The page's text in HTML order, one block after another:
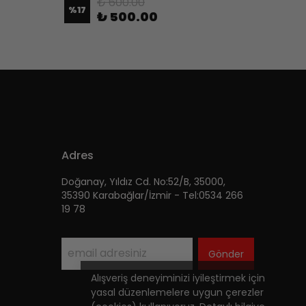
Alışveriş deneyiminizi iyileştirmek için
yasal düzenlemelere uygun çerezler
%17 ₺ 500.00
Adres
Doğanay, Yıldız Cd. No:52/B, 35000,
35390 Karabağlar/İzmir - Tel:0534 266
19 78
Gönder